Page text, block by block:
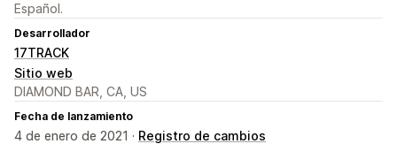
Español.
Desarrollador
17TRACK
Sitio web
DIAMOND BAR, CA, US
Fecha de lanzamiento
4 de enero de 2021 · Registro de cambios